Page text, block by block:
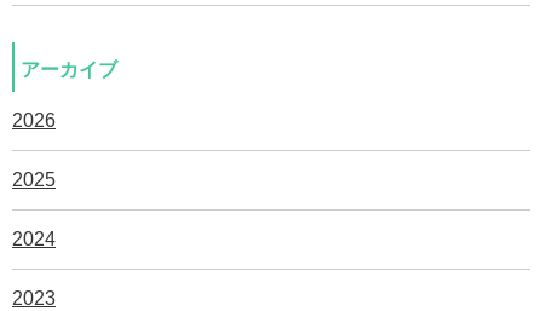
アーカイブ
2026
2025
2024
2023